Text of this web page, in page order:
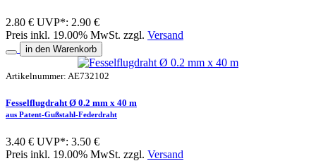
2.80 € UVP*: 2.90 €
Preis inkl. 19.00% MwSt. zzgl. Versand
in den Warenkorb
Artikelnummer: AE732102
Fesselflugdraht Ø 0.2 mm x 40 m
aus Patent-Gußstahl-Federdraht
3.40 € UVP*: 3.50 €
Preis inkl. 19.00% MwSt. zzgl. Versand